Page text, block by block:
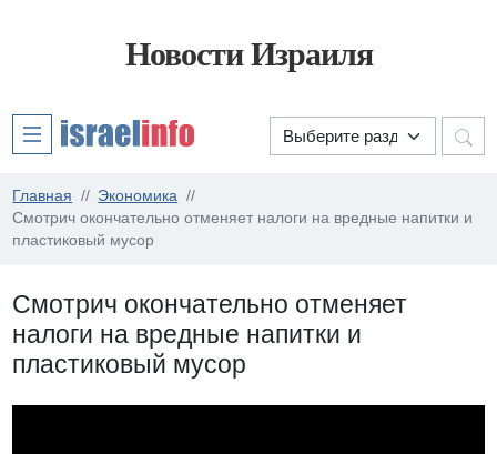
Новости Израиля
Главная
Экономика
Смотрич окончательно отменяет налоги на вредные напитки и
пластиковый мусор
Смотрич окончательно отменяет
налоги на вредные напитки и
пластиковый мусор